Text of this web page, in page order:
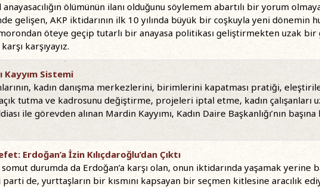
ölümünün ilanı olduğunu söylemem abartılı bir yorum
gelişen, AKP iktidarının ilk 10 yılında büyük bir coşkuyla yeni dönemin
öteye geçip tutarlı bir anayasa politikası geliştirmekten uzak
karşıyayız.
Kayyım Sistemi
kadın danışma merkezlerini, birimlerini kapatması pratiği,
tutma ve kadrosunu değiştirme, projeleri iptal etme, kadın çalışanları
ile görevden alınan Mardin Kayyımı, Kadın Daire Başkanlığı’nın
Erdoğan’a İzin Kılıçdaroğlu’dan Çıktı
durumda da Erdoğan’a karşı olan, onun iktidarında yaşamak
de, yurttaşların bir kısmını kapsayan bir seçmen kitlesine aracılık